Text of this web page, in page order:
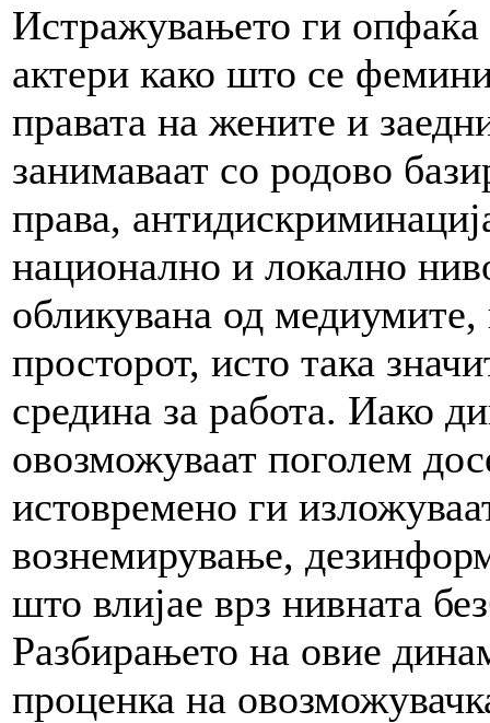
Истражувањето ги
актери како што се
правата на жените и
занимаваат со родово
права,
национално и локално
обликувана од
просторот, исто така
средина за работа. Иако
овозможуваат поголем
истовремено ги
вознемирување,
што влијае врз нивната
Разбирањето на овие
проценка на